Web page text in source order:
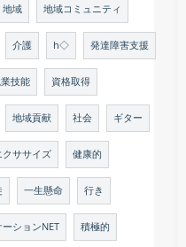
地域 地域コミュニティ
介護 h◇ 発達障害支援
技能 資格取得
地域貢献 社会 ギター
クササイズ 健康的
一生懸命 行き
ションNET 積極的